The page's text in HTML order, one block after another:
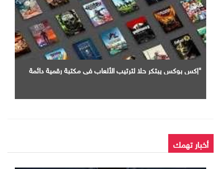
"إكس بوكس يبتكر حلا لترتيب الألعاب في مكتبة رقمية دائمة
أخبار تهمك